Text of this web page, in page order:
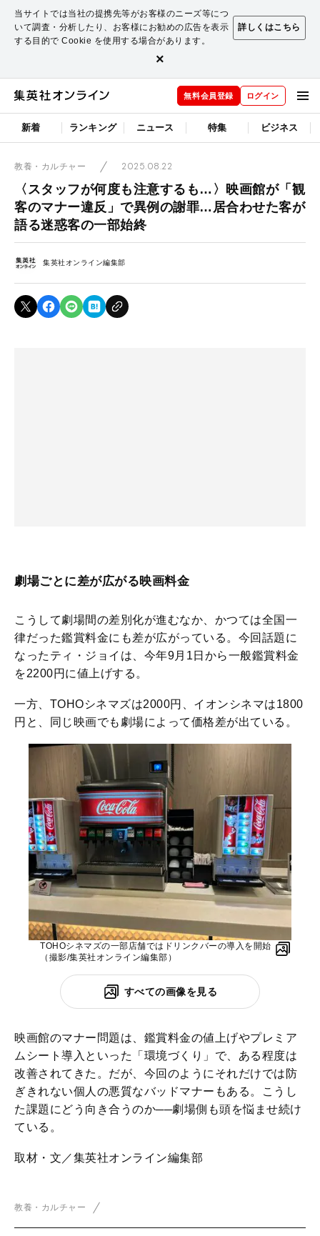
当サイトでは当社の提携先等がお客様のニーズ等につ
いて調査・分析したり、お客様にお勧めの広告を表示
する目的で Cookie を使用する場合があります。
詳しくはこちら
×
無料会員登録 ログイン
新着 ランキング ニュース 特集 ビジネス
教養・カルチャー 2025.08.22
〈スタッフが何度も注意するも…〉映画館が「観
客のマナー違反」で異例の謝罪…居合わせた客が
語る迷惑客の一部始終
集英社オンライン編集部
劇場ごとに差が広がる映画料金
こうして劇場間の差別化が進むなか、かつては全国一
律だった鑑賞料金にも差が広がっている。今回話題に
なったティ・ジョイは、今年9月1日から一般鑑賞料金
を2200円に値上げする。
一方、TOHOシネマズは2000円、イオンシネマは1800
円と、同じ映画でも劇場によって価格差が出ている。
TOHOシネマズの一部店舗ではドリンクバーの導入を開始
（撮影/集英社オンライン編集部）
すべての画像を見る
映画館のマナー問題は、鑑賞料金の値上げやプレミア
ムシート導入といった「環境づくり」で、ある程度は
改善されてきた。だが、今回のようにそれだけでは防
ぎきれない個人の悪質なバッドマナーもある。こうし
た課題にどう向き合うのか──劇場側も頭を悩ませ続け
ている。
取材・文／集英社オンライン編集部
教養・カルチャー